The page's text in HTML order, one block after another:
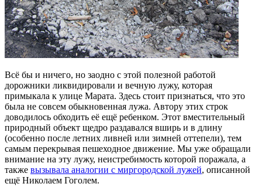
Всё бы и ничего, но заодно с этой полезной работой
дорожники ликвидировали и вечную лужу, которая
примыкала к улице Марата. Здесь стоит признаться, что это
была не совсем обыкновенная лужа. Автору этих строк
доводилось обходить её ещё ребенком. Этот вместительный
природный объект щедро раздавался вширь и в длину
(особенно после летних ливней или зимней оттепели), тем
самым перекрывая пешеходное движение. Мы уже обращали
внимание на эту лужу, неистребимость которой поражала, а
также вызывала аналогии с миргородской лужей, описанной
ещё Николаем Гоголем.